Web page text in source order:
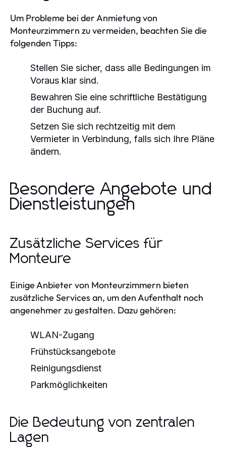
Um Probleme bei der Anmietung von
Monteurzimmern zu vermeiden, beachten Sie die
folgenden Tipps:
Stellen Sie sicher, dass alle Bedingungen im
Voraus klar sind.
Bewahren Sie eine schriftliche Bestätigung
der Buchung auf.
Setzen Sie sich rechtzeitig mit dem
Vermieter in Verbindung, falls sich Ihre Pläne
ändern.
Besondere Angebote und
Dienstleistungen
Zusätzliche Services für
Monteure
Einige Anbieter von Monteurzimmern bieten
zusätzliche Services an, um den Aufenthalt noch
angenehmer zu gestalten. Dazu gehören:
WLAN-Zugang
Frühstücksangebote
Reinigungsdienst
Parkmöglichkeiten
Die Bedeutung von zentralen
Lagen